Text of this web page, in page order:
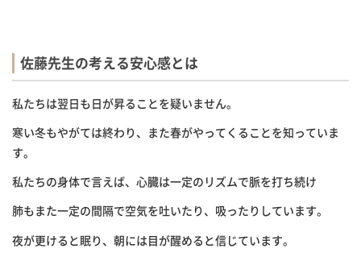
佐藤先生の考える安心感とは
私たちは翌日も日が昇ることを疑いません。
寒い冬もやがては終わり、また春がやってくることを知っていま
す。
私たちの身体で言えば、心臓は一定のリズムで脈を打ち続け
肺もまた一定の間隔で空気を吐いたり、吸ったりしています。
夜が更けると眠り、朝には目が醒めると信じています。